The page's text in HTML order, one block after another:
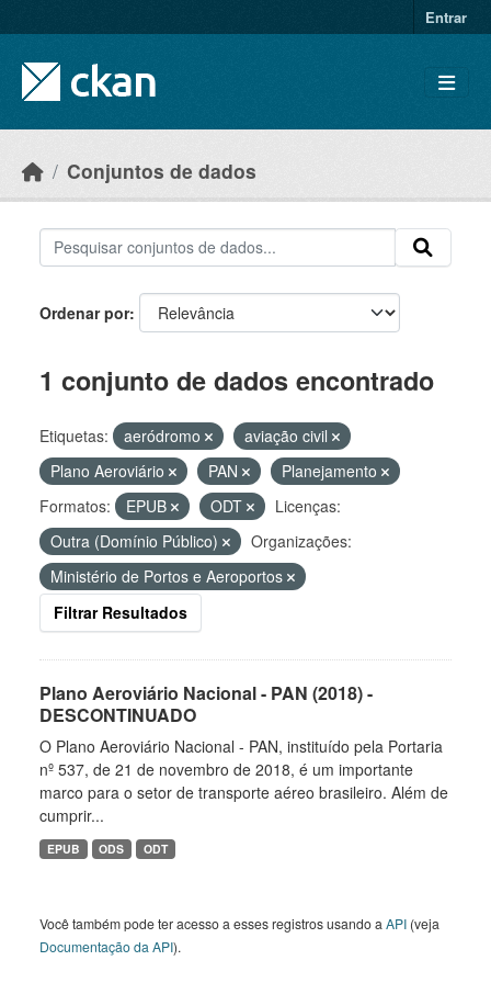
Entrar
Conjuntos de dados
Ordenar por
1 conjunto de dados encontrado
Etiquetas: aeródromo
aviação civil
Plano Aeroviário
PAN
Planejamento
Formatos:
EPUB ODT
Licenças:
Outra (Domínio Público)
Organizações:
Ministério de Portos e Aeroportos
Filtrar Resultados
Plano Aeroviário Nacional - PAN (2018) -
DESCONTINUADO
O Plano Aeroviário Nacional - PAN, instituído pela Portaria
nº 537, de 21 de novembro de 2018, é um importante
marco para o setor de transporte aéreo brasileiro. Além de
cumprir...
EPUB ODS ODT
Você também pode ter acesso a esses registros usando a API (veja
Documentação da API).